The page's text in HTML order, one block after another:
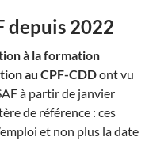
depuis 2022
à la formation
au CPF-CDDont vu
à partir de janvier
de référence : ces
et non plus la date